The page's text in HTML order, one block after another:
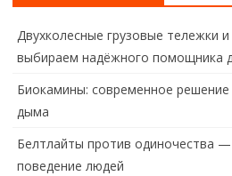
Двухколесные грузовые тележки
выбираем надёжного помощника
Биокамины: современное
дыма
Белтлайты против одиночества —
поведение людей